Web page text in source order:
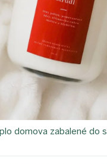
domova zabalené do